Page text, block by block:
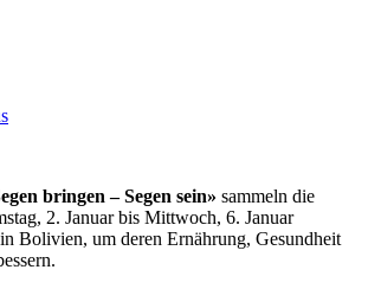
bringen – Segen sein» sammeln die
2. Januar bis Mittwoch, 6. Januar
Bolivien, um deren Ernährung, Gesundheit